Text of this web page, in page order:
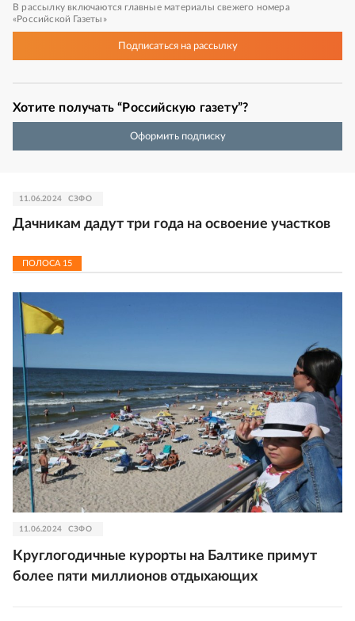
В рассылку включаются главные материалы свежего номера
«Российской Газеты»
Подписатьсяна рассылку
Хотите получать “Российскую газету”?
Оформить подписку
11.06.2024 СЗФО
Дачникам дадут три года на освоение участков
ПОЛОСА 15
11.06.2024 СЗФО
Круглогодичные курорты на Балтике примут
более пяти миллионов отдыхающих